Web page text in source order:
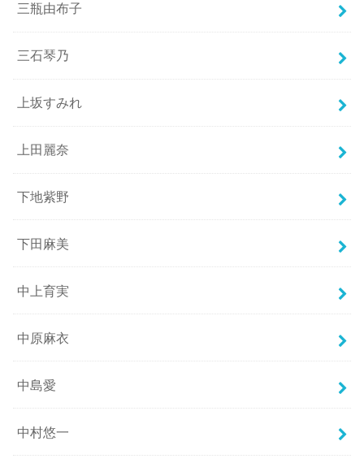
三瓶由布子
三石琴乃
上坂すみれ
上田麗奈
下地紫野
下田麻美
中上育実
中原麻衣
中島愛
中村悠一